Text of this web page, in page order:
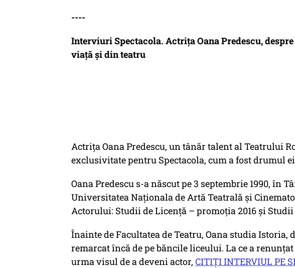
----
Interviuri Spectacola. Actrița Oana Predescu,
viață și din teatru
Actrița Oana Predescu, un tânăr talent al Teatrului
exclusivitate pentru Spectacola, cum a fost drumul
Oana Predescu s-a născut pe 3 septembrie 1990, în
Universitatea Naționala de Artă Teatrală și
Actorului: Studii de Licență – promoția 2016 și
Înainte de Facultatea de Teatru, Oana studia Istoria,
remarcat încă de pe băncile liceului. La ce a
urma visul de a deveni actor, CITIȚI INTERVIUL PE